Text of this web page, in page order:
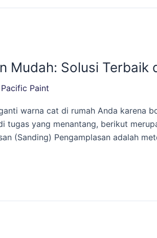
Mudah: Solusi Terbaik
Pacific Paint
warna cat di rumah Anda karena
tugas yang menantang, berikut
(Sanding) Pengamplasan adalah